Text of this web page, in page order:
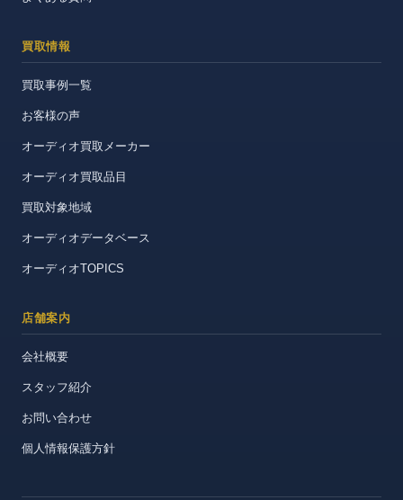
買取情報
買取事例一覧
お客様の声
オーディオ買取メーカー
オーディオ買取品目
買取対象地域
オーディオデータベース
オーディオTOPICS
店舗案内
会社概要
スタッフ紹介
お問い合わせ
個人情報保護方針